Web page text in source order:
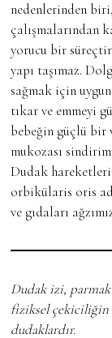
nedenlerinden
çalışmalarından
yorucu bir
yapı taşımaz.
sağmak için
tıkar ve emmeyi
bebeğin güçlü bir
mukozası
Dudak
orbikülaris oris
ve gıdaları
Dudak izi,
fiziksel çekiciliğin
dudaklardır.